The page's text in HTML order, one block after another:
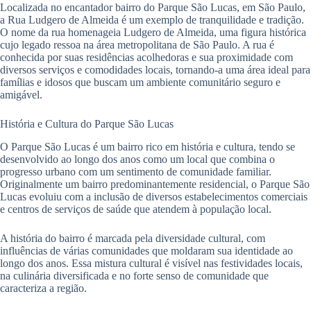
Localizada no encantador bairro do Parque São Lucas, em São Paulo,
a Rua Ludgero de Almeida é um exemplo de tranquilidade e tradição.
O nome da rua homenageia Ludgero de Almeida, uma figura histórica
cujo legado ressoa na área metropolitana de São Paulo. A rua é
conhecida por suas residências acolhedoras e sua proximidade com
diversos serviços e comodidades locais, tornando-a uma área ideal para
famílias e idosos que buscam um ambiente comunitário seguro e
amigável.
História e Cultura do Parque São Lucas
O Parque São Lucas é um bairro rico em história e cultura, tendo se
desenvolvido ao longo dos anos como um local que combina o
progresso urbano com um sentimento de comunidade familiar.
Originalmente um bairro predominantemente residencial, o Parque São
Lucas evoluiu com a inclusão de diversos estabelecimentos comerciais
e centros de serviços de saúde que atendem à população local.
A história do bairro é marcada pela diversidade cultural, com
influências de várias comunidades que moldaram sua identidade ao
longo dos anos. Essa mistura cultural é visível nas festividades locais,
na culinária diversificada e no forte senso de comunidade que
caracteriza a região.